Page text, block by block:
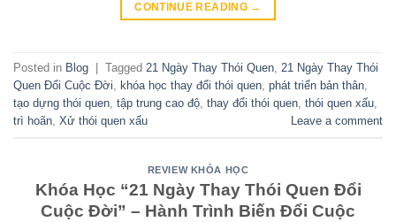
CONTINUE READING →
Posted in Blog Tagged 21 Ngày Thay Thói Quen 21 Ngày Thay Thói
Quen Đổi Cuộc Đời
khóa học thay đổi thói quen phát triển bản thân
tạo dựng thói quen tập trung cao độ thay đổi thói quen thói quen xấu
trì hoãn Xử thói quen xấu Leave a comment
REVIEW KHÓA HỌC
Khóa Học “21 Ngày Thay Thói Quen Đổi
Cuộc Đời” – Hành Trình Biến Đổi Cuộc